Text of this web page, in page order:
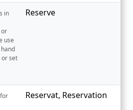
in
or
use
or set
Reserve
Reservat, Reservation